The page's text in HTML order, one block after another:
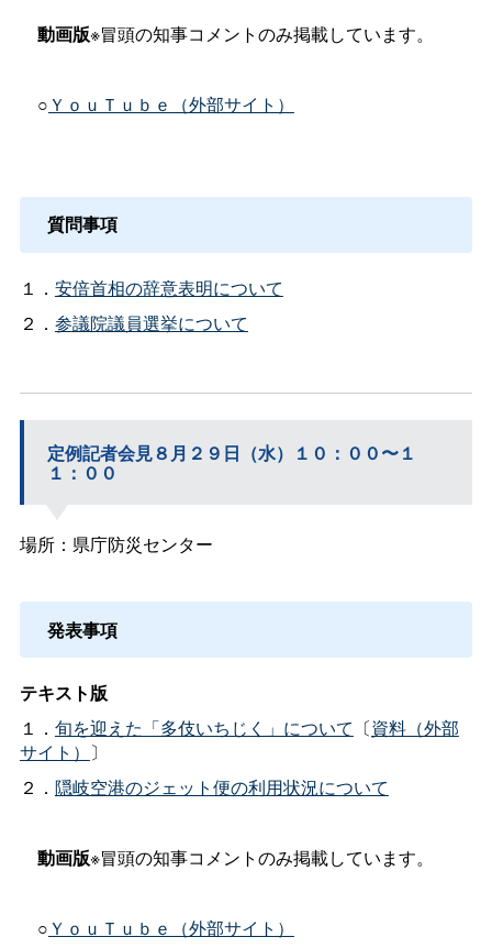
動画版※冒頭の知事コメントのみ掲載しています。
○ＹｏｕＴｕｂｅ（外部サイト）
質問事項
１． 安倍首相の辞意表明について
２． 参議院議員選挙について
定例記者会見８月２９日（水）１０：００〜１
１：００
場所：県庁防災センター
発表事項
テキスト版
１． 旬を迎えた「多伎いちじく」について 〔資料（外部
サイト） 〕
２． 隠岐空港のジェット便の利用状況について
動画版※冒頭の知事コメントのみ掲載しています。
○ＹｏｕＴｕｂｅ（外部サイト）